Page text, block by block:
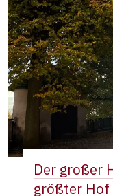
Der großer
größter Hof